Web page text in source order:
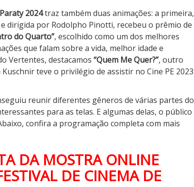
2024traz também duas animações: a primeira,
dirigida por Rodolpho Pinotti, recebeu o prêmio de
do Quarto”, escolhido como um dos melhores
que falam sobre a vida, melhor idade e
Vertentes, destacamos “Quem Me Quer?”, outro
Kuschnir teve o privilégio de assistir no Cine PE 2023
reunir diferentes gêneros de várias partes do
para as telas. E algumas delas, o público
confira a programação completa com mais
DA MOSTRA ONLINE
DE CINEMA DE